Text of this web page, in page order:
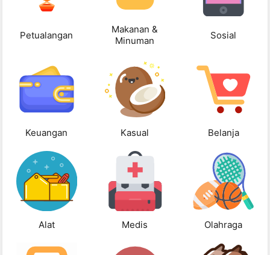
Petualangan
Makanan &
Minuman
Sosial
Keuangan Kasual Belanja
Alat Medis Olahraga